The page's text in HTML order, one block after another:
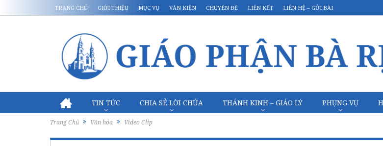
TRANG CHỦ GIỚI THIỆU MỤC VỤ VĂN KIỆN CHUYÊN ĐỀ LIÊN KẾT LIÊN HỆ – GỬI BÀI
TIN TỨC CHIA SẺ LỜI CHÚA THÁNH KINH – GIÁO LÝ PHỤNG VỤ
Trang Chủ Văn hóa Video Clip